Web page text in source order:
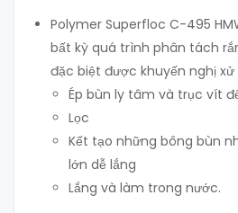
Polymer Superfloc C-495
bất kỳ quá trình phân tách
đặc biệt được khuyến nghị
Ép bùn ly tâm và trục vít
Lọc
Kết tạo những bông bùn
lớn dễ lắng
Lắng và làm trong nước.